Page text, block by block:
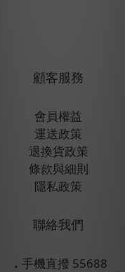
顧客服務
會員權益
運送政策
退換貨政策
條款與細則
隱私政策
聯絡我們
． 手機直撥 55688